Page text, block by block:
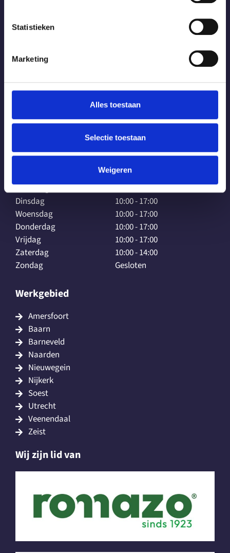
Statistieken
Marketing
Alles toestaan
Selectie toestaan
Weigeren
Contact
Sterrenbergweg 7
+31 (0)346 351 179
Volg ons
Maandag
Dinsdag
Woensdag
Donderdag
Vrijdag
Zaterdag
Zondag
Gesloten
10:00 - 17:00
10:00 - 17:00
10:00 - 17:00
10:00 - 17:00
10:00 - 14:00
Gesloten
Werkgebied
Amersfoort
Baarn
Barneveld
Naarden
Nieuwegein
Nijkerk
Soest
Utrecht
Veenendaal
Zeist
Wij zijn lid van